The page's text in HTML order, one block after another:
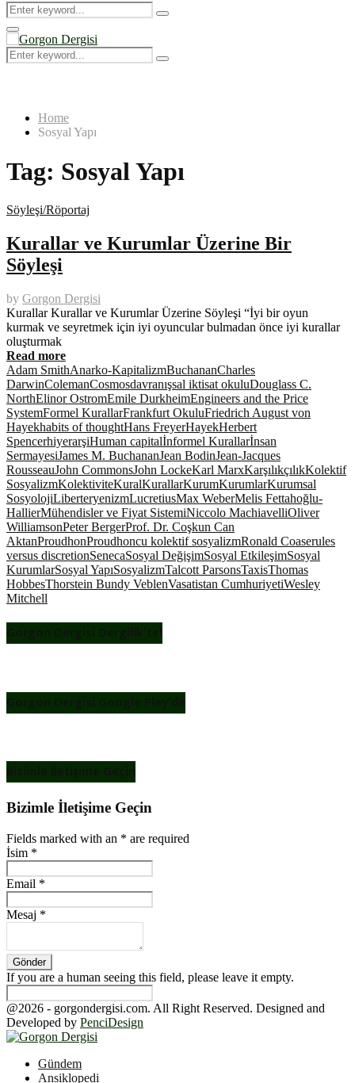
Search
for:
Search
Primary
Menu
Search
for:
Search
Home
Sosyal Yapı
Tag: Sosyal Yapı
Söyleşi/Röportaj
Kurallar ve Kurumlar Üzerine Bir
Söyleşi
by Gorgon Dergisi
Kurallar Kurallar ve Kurumlar Üzerine Söyleşi “İyi bir oyun
kurmak ve seyretmek için iyi oyuncular bulmadan önce iyi kurallar
oluşturmak
Read more
Adam SmithAnarko-KapitalizmBuchananCharles
DarwinColemanCosmosdavranışsal iktisat okuluDouglass C.
NorthElinor OstromEmile DurkheimEngineers and the Price
SystemFormel KurallarFrankfurt OkuluFriedrich August von
Hayekhabits of thoughtHans FreyerHayekHerbert
SpencerhiyerarşiHuman capitalİnformel Kurallarİnsan
SermayesiJames M. BuchananJean BodinJean-Jacques
RousseauJohn CommonsJohn LockeKarl MarxKarşılıkçılıkKolektif
SosyalizmKolektiviteKuralKurallarKurumKurumlarKurumsal
SosyolojiLiberteryenizmLucretiusMax WeberMelis Fettahoğlu-
HallierMühendisler ve Fiyat SistemiNiccolo MachiavelliOliver
WilliamsonPeter BergerProf. Dr. Coşkun Can
AktanProudhonProudhoncu kolektif sosyalizmRonald Coaserules
versus discretionSenecaSosyal DeğişimSosyal EtkileşimSosyal
KurumlarSosyal YapıSosyalizmTalcott ParsonsTaxisThomas
HobbesThorstein Bundy VeblenVasatistan CumhuriyetiWesley
Mitchell
Gorgon Dergisi Dergilik’te!
Gorgon Dergisi Google Play’de
Bizimle İletişime Geçin
Bizimle İletişime Geçin
Fields marked with an * are required
İsim *
Email *
Mesaj *
If you are a human seeing this field, please leave it empty.
@2026 - gorgondergisi.com. All Right Reserved. Designed and
Developed by PenciDesign
Gündem
Ansiklopedi